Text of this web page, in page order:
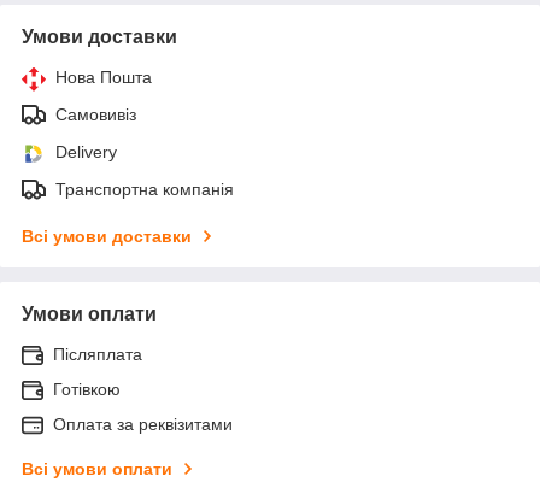
Умови доставки
Нова Пошта
Самовивіз
Delivery
Транспортна компанія
Всі умови доставки
Умови оплати
Післяплата
Готівкою
Оплата за реквізитами
Всі умови оплати